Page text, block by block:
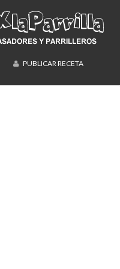
PUBLICAR RECETA